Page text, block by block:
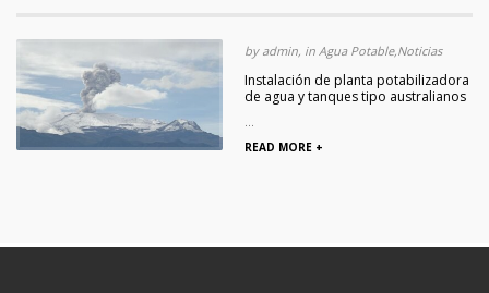
by admin, in Agua Potable,Noticias
Instalación de planta potabilizadora
de agua y tanques tipo australianos
...
READ MORE +